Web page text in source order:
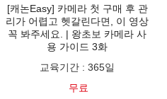
[캐논Easy] 카메라 첫 구매 후 관
리가 어렵고 헷갈린다면, 이 영상
꼭 봐주세요. | 왕초보 카메라 사
용 가이드 3화
교육기간 : 365일
무료